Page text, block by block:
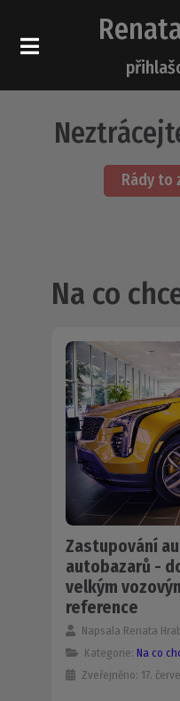
Rády to
Na co
Zastupování
autobazarů -
velkým
reference
Napsala Renata
Kategorie: Na co
Zveřejněno: 17.